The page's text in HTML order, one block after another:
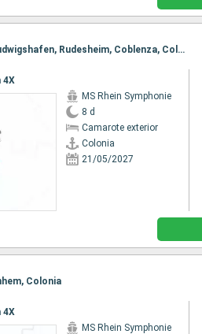
Itinerario : Colonia, Andernach, Mainz, Germersheim, Estrasburgo, Ludwigshafen, Rudesheim, Coblenza, Colonia
4X
MS Rhein Symphonie
8 d
Camarote exterior
Colonia
21/05/2027
Colonia
4X
MS Rhein Symphonie